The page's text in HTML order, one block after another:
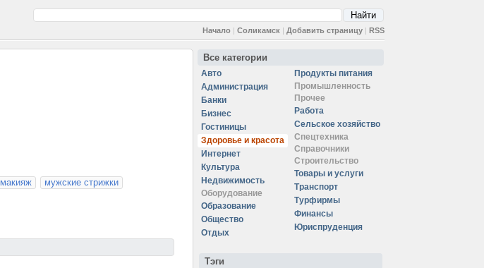
Начало | Соликамск | Добавить страницу | RSS
макияж
мужские стрижки
Все категории
Авто
Администрация
Банки
Бизнес
Гостиницы
Здоровье и красота
Интернет
Культура
Недвижимость
Оборудование
Образование
Общество
Отдых
Продукты питания
Промышленность
Прочее
Работа
Сельское хозяйство
Спецтехника
Справочники
Строительство
Товары и услуги
Транспорт
Турфирмы
Финансы
Юриспруденция
Тэги